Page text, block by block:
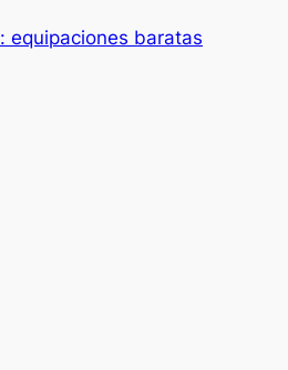
equipaciones baratas